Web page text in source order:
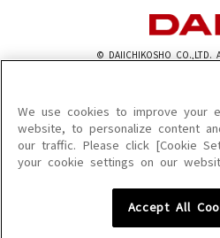
© DAIICHIKOSHO CO.,LTD.
このサイトに掲載されている一切の文章・画
を問わず、著作権法の定める範囲を超えて無断
を禁じます。
楽曲及びコンテンツは、機種によりご利用いた
楽曲及びコンテンツの配信日、配信内容が変更
We use cookies to improve your
website, to personalize content
our traffic. Please click [Cookie
your cookie settings on our
Accept All